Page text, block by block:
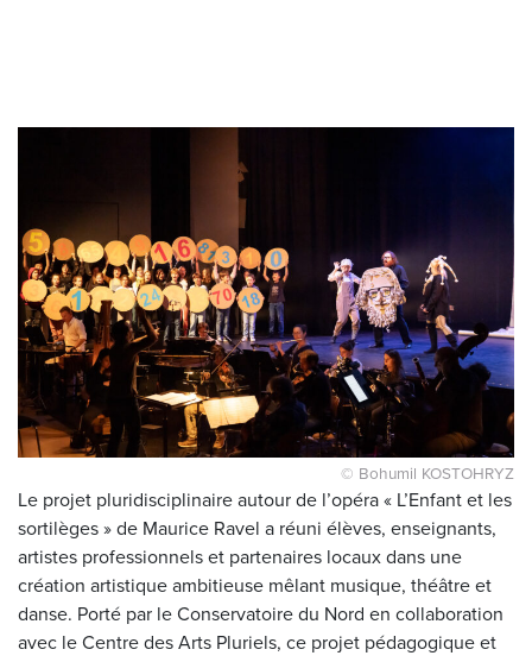
© Bohumil KOSTOHRYZ
Le projet pluridisciplinaire autour de l’opéra « L’Enfant et les
sortilèges » de Maurice Ravel a réuni élèves, enseignants,
artistes professionnels et partenaires locaux dans une
création artistique ambitieuse mêlant musique, théâtre et
danse. Porté par le Conservatoire du Nord en collaboration
avec le Centre des Arts Pluriels, ce projet pédagogique et